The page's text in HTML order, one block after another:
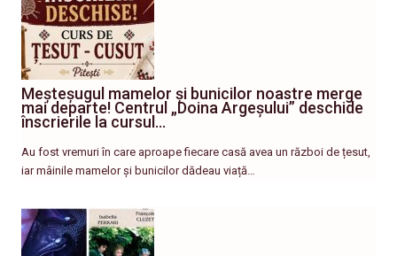
Meșteșugul mamelor și bunicilor noastre merge
mai departe! Centrul „Doina Argeșului” deschide
înscrierile la cursul…
Au fost vremuri în care aproape fiecare casă avea un război de țesut,
iar mâinile mamelor și bunicilor dădeau viață…